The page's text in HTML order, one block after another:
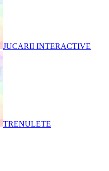
JUCARII INTERACTIVE
TRENULETE